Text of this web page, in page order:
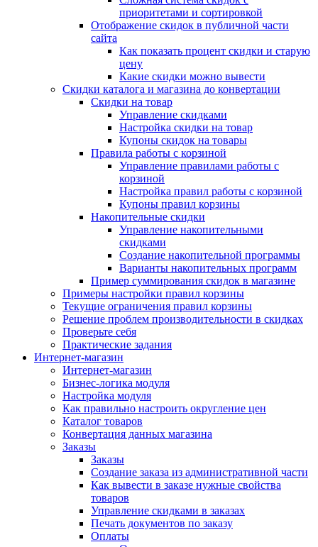
приоритетами и сортировкой
Отображение скидок в публичной части
сайта
Как показать процент скидки и старую
цену
Какие скидки можно вывести
Скидки каталога и магазина до конвертации
Скидки на товар
Управление скидками
Настройка скидки на товар
Купоны скидок на товары
Правила работы с корзиной
Управление правилами работы с
корзиной
Настройка правил работы с корзиной
Купоны правил корзины
Накопительные скидки
Управление накопительными
скидками
Создание накопительной программы
Варианты накопительных программ
Пример суммирования скидок в магазине
Примеры настройки правил корзины
Текущие ограничения правил корзины
Решение проблем производительности в скидках
Проверьте себя
Практические задания
Интернет-магазин
Интернет-магазин
Бизнес-логика модуля
Настройка модуля
Как правильно настроить округление цен
Каталог товаров
Конвертация данных магазина
Заказы
Заказы
Создание заказа из административной части
Как вывести в заказе нужные свойства
товаров
Управление скидками в заказах
Печать документов по заказу
Оплаты